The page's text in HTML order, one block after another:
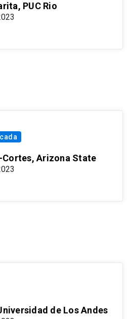
PUC Rio
Cortes, Arizona State
de Los Andes